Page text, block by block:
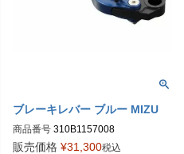
ブレーキレバー ブルー MIZU
商品番号 310B1157008
販売価格 ¥31,300税込